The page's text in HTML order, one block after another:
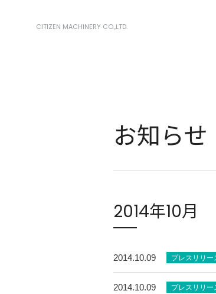
CITIZEN MACHINERY CO.,LTD.
お知らせ
2014年10月
2014.10.09
2014.10.09